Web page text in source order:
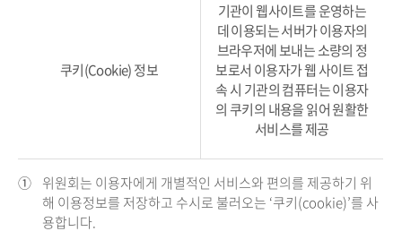
쿠키(Cookie) 정보
기관이 웹사이트를 운영하는
데 이용되는 서버가 이용자의
브라우저에 보내는 소량의 정
보로서 이용자가 웹 사이트 접
속 시 기관의 컴퓨터는 이용자
의 쿠키의 내용을 읽어 원활한
서비스를 제공
① 위원회는 이용자에게 개별적인 서비스와 편의를 제공하기 위
해 이용정보를 저장하고 수시로 불러오는 ‘쿠키(cookie)’를 사
용합니다.